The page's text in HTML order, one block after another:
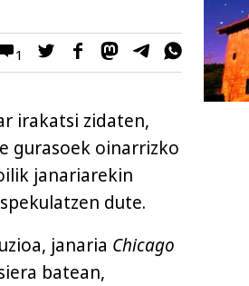
1
irakatsi zidaten,
gurasoek oinarrizko
janariarekin
dute.
janaria Chicago
batean,